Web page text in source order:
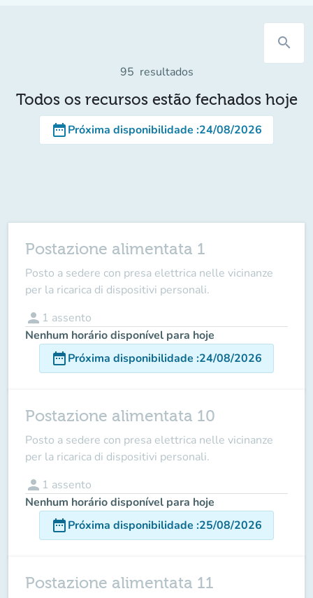
search
95 resultados
Todos os recursos estão fechados hoje
date_rangePróxima disponibilidade :24/08/2026
Postazione alimentata 1
Posto a sedere con presa elettrica nelle vicinanze
per la ricarica di dispositivi personali.
person 1 assento
Nenhum horário disponível para hoje
date_rangePróxima disponibilidade :24/08/2026
Postazione alimentata 10
Posto a sedere con presa elettrica nelle vicinanze
per la ricarica di dispositivi personali.
person 1 assento
Nenhum horário disponível para hoje
date_rangePróxima disponibilidade :25/08/2026
Postazione alimentata 11